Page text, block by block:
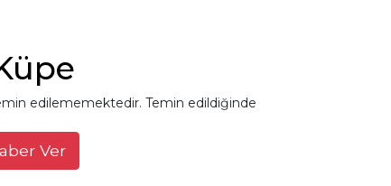
edilememektedir. Temin edildiğinde
Ver